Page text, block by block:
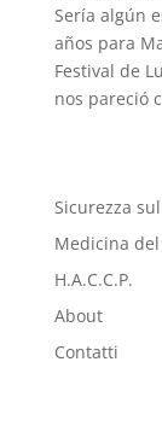
Serí­a algún
años para
Festival de
nos pareció
Sicurezza
Medicina del
H.A.C.C.P.
About
Contatti